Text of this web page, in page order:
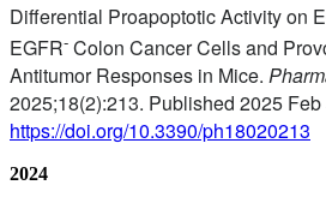
Differential Proapoptotic Activity on
EGFR- Colon Cancer Cells and
Antitumor Responses in Mice.
2025;18(2):213. Published 2025 Feb
https://doi.org/10.3390/ph18020213
2024